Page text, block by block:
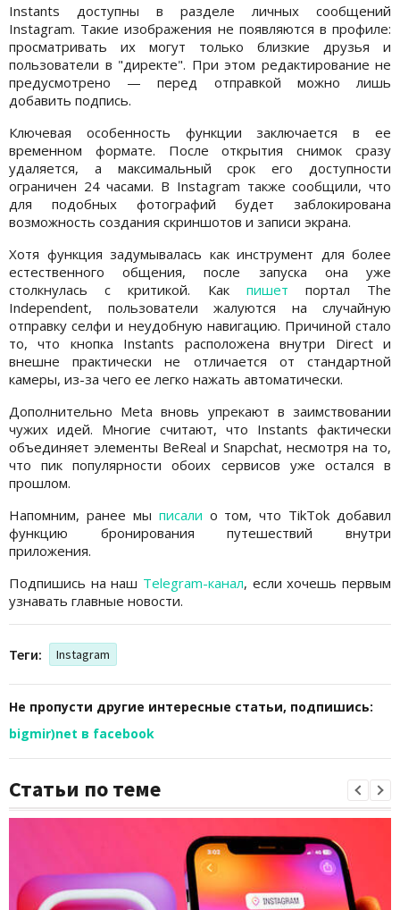
Instants доступны в разделе личных сообщений
Instagram. Такие изображения не появляются в профиле:
просматривать их могут только близкие друзья и
пользователи в "директе". При этом редактирование не
предусмотрено — перед отправкой можно лишь
добавить подпись.
Ключевая особенность функции заключается в ее
временном формате. После открытия снимок сразу
удаляется, а максимальный срок его доступности
ограничен 24 часами. В Instagram также сообщили, что
для подобных фотографий будет заблокирована
возможность создания скриншотов и записи экрана.
Хотя функция задумывалась как инструмент для более
естественного общения, после запуска она уже
столкнулась с критикой. Как пишет портал The
Independent, пользователи жалуются на случайную
отправку селфи и неудобную навигацию. Причиной стало
то, что кнопка Instants расположена внутри Direct и
внешне практически не отличается от стандартной
камеры, из-за чего ее легко нажать автоматически.
Дополнительно Meta вновь упрекают в заимствовании
чужих идей. Многие считают, что Instants фактически
объединяет элементы BeReal и Snapchat, несмотря на то,
что пик популярности обоих сервисов уже остался в
прошлом.
Напомним, ранее мы писали о том, что TikTok добавил
функцию бронирования путешествий внутри
приложения.
Подпишись на наш Telegram-канал, если хочешь первым
узнавать главные новости.
Теги: Instagram
Не пропусти другие интересные статьи, подпишись:
bigmir)net в facebook
Статьи по теме